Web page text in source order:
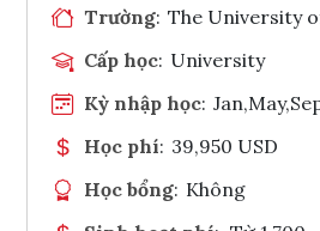
Trường: The University
Cấp học: University
Kỳ nhập học:
Học phí: 39,950 USD
Học bổng: Không